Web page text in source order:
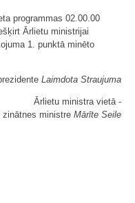
programmas 02.00.00
Ārlietu ministrijai
1. punktā minēto
Laimdota Straujuma
Ārlietu ministra vietā -
ministre Mārīte Seile